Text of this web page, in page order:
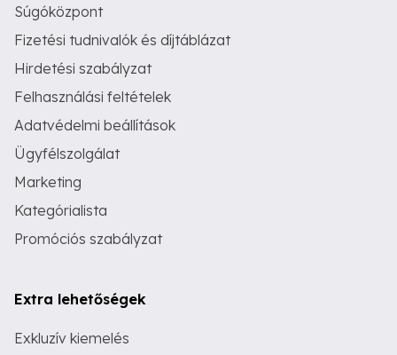
Súgóközpont
Fizetési tudnivalók és díjtáblázat
Hirdetési szabályzat
Felhasználási feltételek
Adatvédelmi beállítások
Ügyfélszolgálat
Marketing
Kategórialista
Promóciós szabályzat
Extra lehetőségek
Exkluzív kiemelés